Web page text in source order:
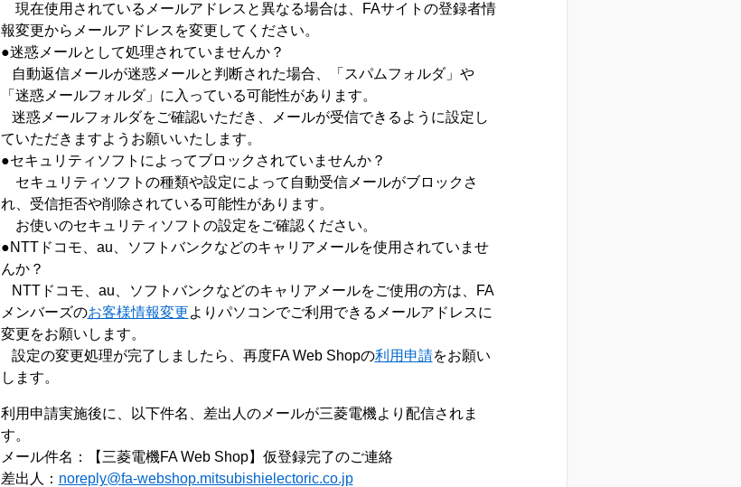
現在使用されているメールアドレスと異なる場合は、FAサイトの登録者情
報変更からメールアドレスを変更してください。
●迷惑メールとして処理されていませんか？
自動返信メールが迷惑メールと判断された場合、「スパムフォルダ」や
「迷惑メールフォルダ」に入っている可能性があります。
迷惑メールフォルダをご確認いただき、メールが受信できるように設定し
ていただきますようお願いいたします。
●セキュリティソフトによってブロックされていませんか？
セキュリティソフトの種類や設定によって自動受信メールがブロックさ
れ、受信拒否や削除されている可能性があります。
お使いのセキュリティソフトの設定をご確認ください。
●NTTドコモ、au、ソフトバンクなどのキャリアメールを使用されていませ
んか？
NTTドコモ、au、ソフトバンクなどのキャリアメールをご使用の方は、FA
メンバーズのお客様情報変更よりパソコンでご利用できるメールアドレスに
変更をお願いします。
設定の変更処理が完了しましたら、再度FA Web Shopの利用申請をお願い
します。
利用申請実施後に、以下件名、差出人のメールが三菱電機より配信されま
す。
メール件名：【三菱電機FA Web Shop】仮登録完了のご連絡
差出人： noreply@fa-webshop.mitsubishielectoric.co.jp